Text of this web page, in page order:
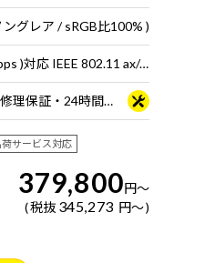
グレア / sRGB比100% )
Wi-Fi 6E( 最大2.4Gbps )対応 IEEE 802.11 ax/ac/a/b/g/n準拠 ＋ Bluetooth 5内蔵
3年間センドバック修理保証・24時間×365日電話サポート
サービス対応
379,800円～
税抜 345,273 円～